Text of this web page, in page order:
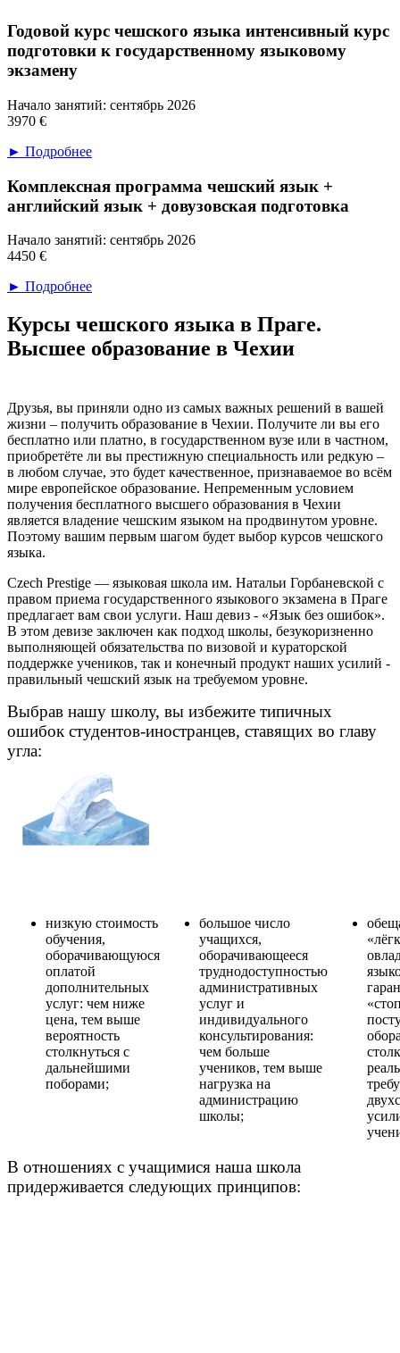
Годовой курс чешского языка интенсивный курс
подготовки к государственному языковому
экзамену
Начало занятий: сентябрь 2026
3970 €
► Подробнее
Комплексная программа чешский язык +
английский язык + довузовская подготовка
Начало занятий: сентябрь 2026
4450 €
► Подробнее
Курсы чешского языка в Праге.
Высшее образование в Чехии
Друзья, вы приняли одно из самых важных решений в вашей
жизни – получить образование в Чехии. Получите ли вы его
бесплатно или платно, в государственном вузе или в частном,
приобретёте ли вы престижную специальность или редкую –
в любом случае, это будет качественное, признаваемое во всём
мире европейское образование. Непременным условием
получения бесплатного высшего образования в Чехии
является владение чешским языком на продвинутом уровне.
Поэтому вашим первым шагом будет выбор курсов чешского
языка.
Czech Prestige — языковая школа им. Натальи Горбаневской с
правом приема государственного языкового экзамена в Праге
предлагает вам свои услуги. Наш девиз - «Язык без ошибок».
В этом девизе заключен как подход школы, безукоризненно
выполняющей обязательства по визовой и кураторской
поддержке учеников, так и конечный продукт наших усилий -
правильный чешский язык на требуемом уровне.
Выбрав нашу школу, вы избежите типичных
ошибок студентов-иностранцев, ставящих во главу
угла:
низкую стоимость
обучения,
оборачивающуюся
оплатой
дополнительных
услуг: чем ниже
цена, тем выше
вероятность
столкнуться с
дальнейшими
поборами;
большое число
учащихся,
оборачивающееся
труднодоступностью
административных
услуг и
индивидуального
консультирования:
чем больше
учеников, тем выше
нагрузка на
администрацию
школы;
В отношениях с учащимися наша школа
придерживается следующих принципов: